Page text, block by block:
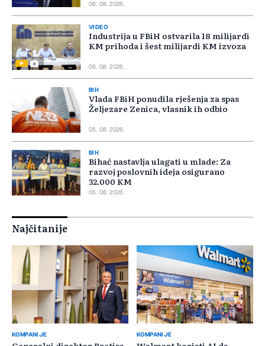
06. 08. 2026.
VIDEO
Industrija u FBiH ostvarila 18 milijardi
KM prihoda i šest milijardi KM izvoza
06. 08. 2026.
BIH
Vlada FBiH ponudila rješenja za spas
Željezare Zenica, vlasnik ih odbio
05. 08. 2026.
BIH
Bihać nastavlja ulagati u mlade: Za
razvoj poslovnih ideja osigurano
32.000 KM
05. 08. 2026.
Najčitanije
KOMPANIJE KOMPANIJE